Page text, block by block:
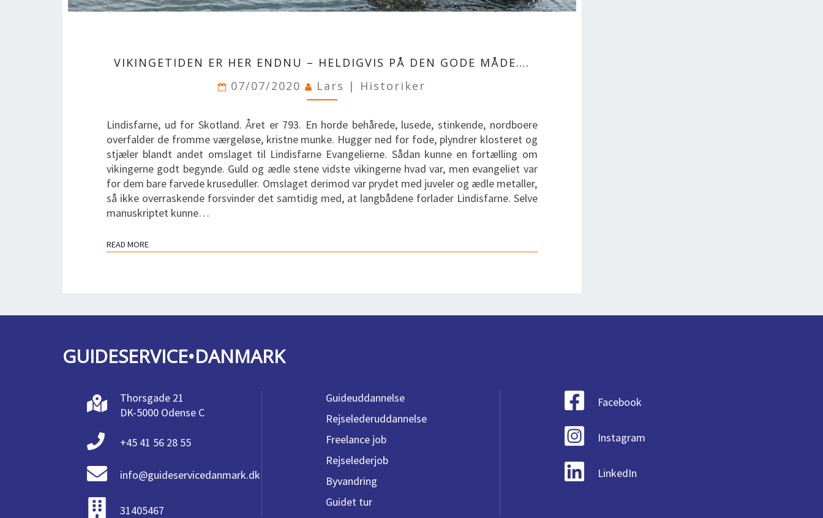
ER
ENDNU
HELDIGVIS
PÅ
DEN
GODE
MÅDE….
VIKINGETIDEN ER HER ENDNU – HELDIGVIS PÅ DEN GODE MÅDE….
07/07/2020
Lars | Historiker
Lindisfarne, ud for Skotland. Året er 793. En horde behårede, lusede, stinkende, nordboere
overfalder de fromme værgeløse, kristne munke. Hugger ned for fode, plyndrer klosteret og
stjæler blandt andet omslaget til Lindisfarne Evangelierne. Sådan kunne en fortælling om
vikingerne godt begynde. Guld og ædle stene vidste vikingerne hvad var, men evangeliet var
for dem bare farvede kruseduller. Omslaget derimod var prydet med juveler og ædle metaller,
så ikke overraskende forsvinder det samtidig med, at langbådene forlader Lindisfarne. Selve
manuskriptet kunne…
READ MORE
READ MORE
GUIDESERVICE•DANMARK
Thorsgade 21
DK-5000 Odense C
+45 41 56 28 55
info@guideservicedanmark.dk
31405467
Guideuddannelse
Rejselederuddannelse
Freelance job
Rejselederjob
Byvandring
Guidet tur
Facebook
Instagram
LinkedIn